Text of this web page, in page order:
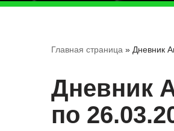
Главная страница » Дневник
Дневник
по